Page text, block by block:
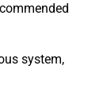
system,